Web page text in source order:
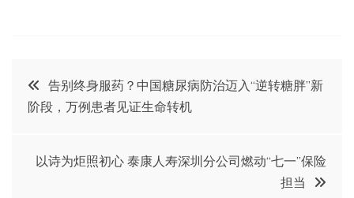
文
章
告别终身服药？中国糖尿病防治迈入“逆转糖胖”新
阶段，万例患者见证生命转机
以诗为炬照初心 泰康人寿深圳分公司燃动“七一”保险
担当